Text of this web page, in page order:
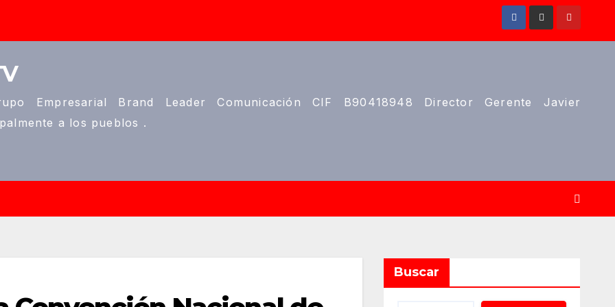
Empresarial Brand Leader Comunicación CIF B90418948 Director Gerente Javier
a los pueblos .
Buscar